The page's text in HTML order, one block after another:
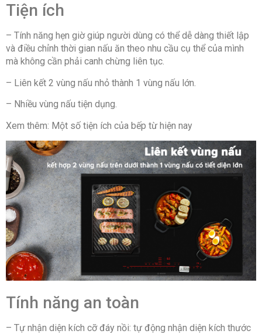
Tiện ích
– Tính năng hẹn giờ giúp người dùng có thể dễ dàng thiết lập
và điều chỉnh thời gian nấu ăn theo nhu cầu cụ thể của mình
mà không cần phải canh chừng liên tục.
– Liên kết 2 vùng nấu nhỏ thành 1 vùng nấu lớn.
– Nhiều vùng nấu tiện dụng.
Xem thêm: Một số tiện ích của bếp từ hiện nay
Tính năng an toàn
– Tự nhận diện kích cỡ đáy nồi: tự động nhận diện kích thước